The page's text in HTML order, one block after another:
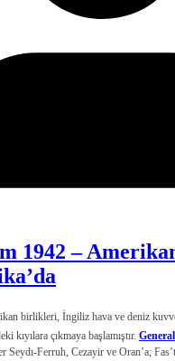
1942 –
birlikleri, İngiliz hava ve deniz
kıyılara çıkmaya baş­lamıştır.
Seydı-Ferruh, Cezayir ve Oran’a;